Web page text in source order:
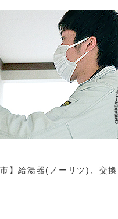
市】給湯器(ノーリツ)、交換